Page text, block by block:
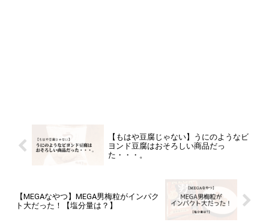
【もはや豆腐じゃない】うにのようなビ
ヨンド豆腐はおそろしい商品だっ
た・・・。
【MEGAなやつ】MEGA男梅粒がインパク
ト大だった！【塩分量は？】